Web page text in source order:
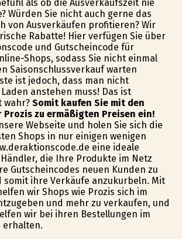
als ob die Ausverkaufszeit nie
Würden Sie nicht auch gerne das
von Ausverkäufen profitieren? Wir
Rabatte! Hier verfügen Sie über
und Gutscheincode für
Shops, sodass Sie nicht einmal
Saisonschlussverkauf warten
ist jedoch, dass man nicht
anstehen muss! Das ist
wahr? Somit kaufen Sie mit den
zu ermäßigten Preisen ein!
Webseite und holen Sie sich die
Shops in nur einigen wenigen
eine ideale
die Ihre Produkte im Netz
Gutscheincodes neuen Kunden zu
ihre Verkäufe anzukurbeln. Mit
wir Shops wie Prozis sich im
und mehr zu verkaufen, und
wir bei ihren Bestellungen im
erhalten.